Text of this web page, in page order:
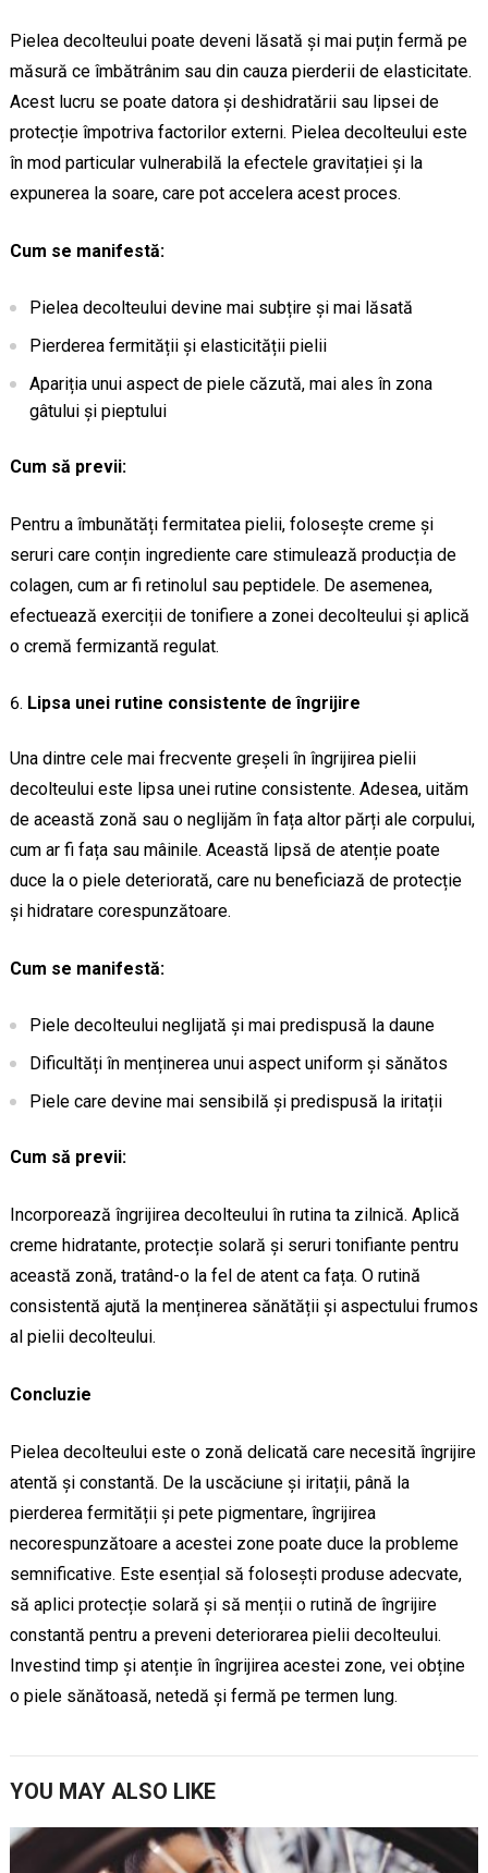
Pielea decolteului poate deveni lăsată și mai puțin fermă pe
măsură ce îmbătrânim sau din cauza pierderii de elasticitate.
Acest lucru se poate datora și deshidratării sau lipsei de
protecție împotriva factorilor externi. Pielea decolteului este
în mod particular vulnerabilă la efectele gravitației și la
expunerea la soare, care pot accelera acest proces.
Cum se manifestă:
Pielea decolteului devine mai subțire și mai lăsată
Pierderea fermității și elasticității pielii
Apariția unui aspect de piele căzută, mai ales în zona
gâtului și pieptului
Cum să previi:
Pentru a îmbunătăți fermitatea pielii, folosește creme și
seruri care conțin ingrediente care stimulează producția de
colagen, cum ar fi retinolul sau peptidele. De asemenea,
efectuează exerciții de tonifiere a zonei decolteului și aplică
o cremă fermizantă regulat.
Lipsa unei rutine consistente de îngrijire
Una dintre cele mai frecvente greșeli în îngrijirea pielii
decolteului este lipsa unei rutine consistente. Adesea, uităm
de această zonă sau o neglijăm în fața altor părți ale corpului,
cum ar fi fața sau mâinile. Această lipsă de atenție poate
duce la o piele deteriorată, care nu beneficiază de protecție
și hidratare corespunzătoare.
Cum se manifestă:
Piele decolteului neglijată și mai predispusă la daune
Dificultăți în menținerea unui aspect uniform și sănătos
Piele care devine mai sensibilă și predispusă la iritații
Cum să previi:
Incorporează îngrijirea decolteului în rutina ta zilnică. Aplică
creme hidratante, protecție solară și seruri tonifiante pentru
această zonă, tratând-o la fel de atent ca fața. O rutină
consistentă ajută la menținerea sănătății și aspectului frumos
al pielii decolteului.
Concluzie
Pielea decolteului este o zonă delicată care necesită îngrijire
atentă și constantă. De la uscăciune și iritații, până la
pierderea fermității și pete pigmentare, îngrijirea
necorespunzătoare a acestei zone poate duce la probleme
semnificative. Este esențial să folosești produse adecvate,
să aplici protecție solară și să menții o rutină de îngrijire
constantă pentru a preveni deteriorarea pielii decolteului.
Investind timp și atenție în îngrijirea acestei zone, vei obține
o piele sănătoasă, netedă și fermă pe termen lung.
YOU MAY ALSO LIKE